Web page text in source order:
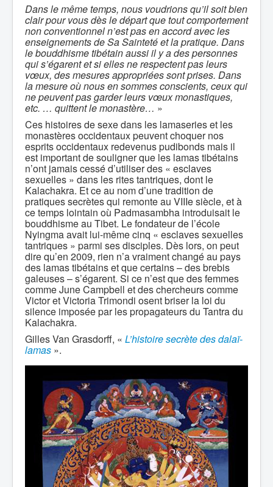
Dans le même temps, nous voudrions qu’il soit bien
clair pour vous dès le départ que tout comportement
non conventionnel n’est pas en accord avec les
enseignements de Sa Sainteté et la pratique. Dans
le bouddhisme tibétain aussi il y a des personnes
qui s’égarent et si elles ne respectent pas leurs
vœux, des mesures appropriées sont prises. Dans
la mesure où nous en sommes conscients, ceux qui
ne peuvent pas garder leurs vœux monastiques,
etc. … quittent le monastère… »
Ces histoires de sexe dans les lamaseries et les
monastères occidentaux peuvent choquer nos
esprits occidentaux redevenus pudibonds mais il
est important de souligner que les lamas tibétains
n’ont jamais cessé d’utiliser des « esclaves
sexuelles » dans les rites tantriques, dont le
Kalachakra. Et ce au nom d’une tradition de
pratiques secrètes qui remonte au VIIIe siècle, et à
ce temps lointain où Padmasambha introduisait le
bouddhisme au Tibet. Le fondateur de l’école
Nyingma avait lui-même cinq « esclaves sexuelles
tantriques » parmi ses disciples. Dès lors, on peut
dire qu’en 2009, rien n’a vraiment changé au pays
des lamas tibétains et que certains – des brebis
galeuses – s’égarent. Si ce n’est que des femmes
comme June Campbell et des chercheurs comme
Victor et Victoria Trimondi osent briser la loi du
silence imposée par les propagateurs du Tantra du
Kalachakra.
Gilles Van Grasdorff, « L’histoire secrète des dalaï-
lamas ».